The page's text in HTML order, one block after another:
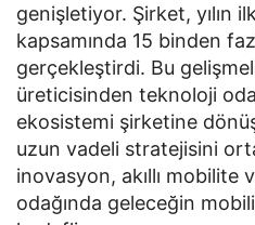
genişletiyor. Şirket, yılın
kapsamında 15 binden
gerçekleştirdi. Bu
üreticisinden teknoloji
ekosistemi şirketine
uzun vadeli stratejisini
inovasyon, akıllı mobilite
odağında geleceğin